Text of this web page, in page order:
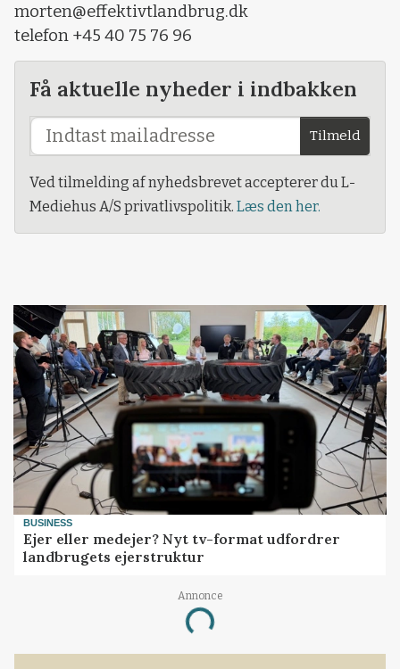
morten@effektivtlandbrug.dk
telefon +45 40 75 76 96
Få aktuelle nyheder i indbakken
Tilmeld
Ved tilmelding af nyhedsbrevet accepterer du L-
Mediehus A/S privatlivspolitik. Læs den her.
BUSINESS
Ejer eller medejer? Nyt tv-format udfordrer
landbrugets ejerstruktur
Annonce
Loading...